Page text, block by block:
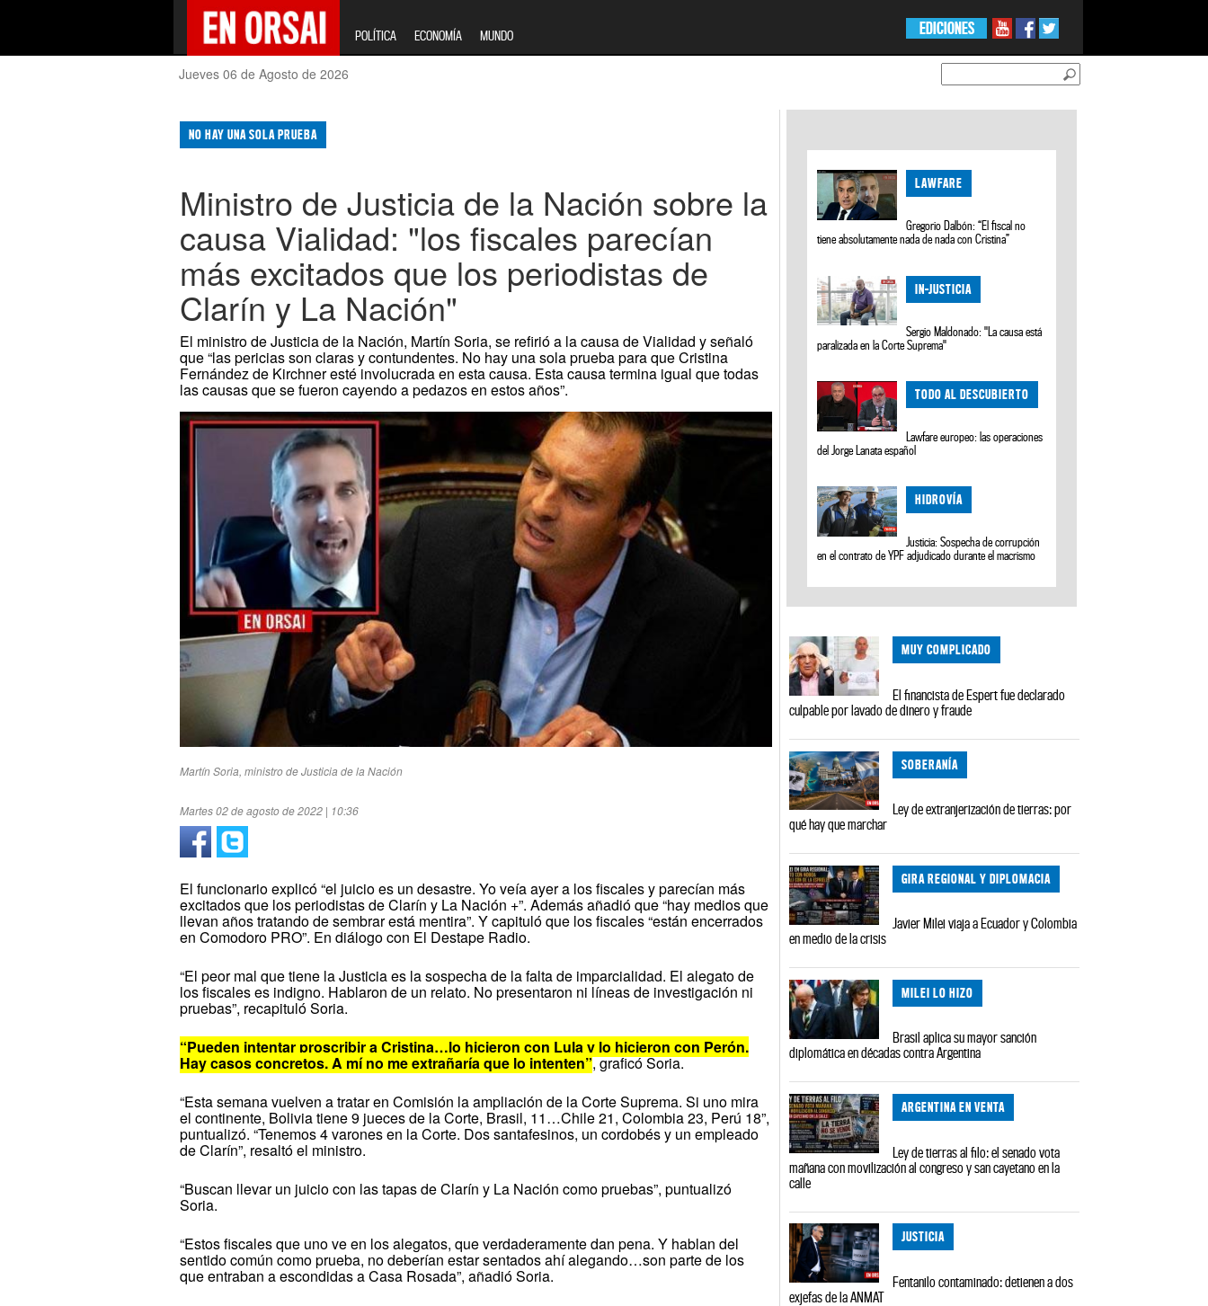
POLÍTICA ECONOMÍA MUNDO EDICIONES
Jueves 06 de Agosto de 2026
NO HAY UNA SOLA PRUEBA
Ministro de Justicia de la Nación sobre la
causa Vialidad: "los fiscales parecían
más excitados que los periodistas de
Clarín y La Nación"
El ministro de Justicia de la Nación, Martín Soria, se refirió a la causa de Vialidad y señaló
que “las pericias son claras y contundentes. No hay una sola prueba para que Cristina
Fernández de Kirchner esté involucrada en esta causa. Esta causa termina igual que todas
las causas que se fueron cayendo a pedazos en estos años”.
Martín Soria, ministro de Justicia de la Nación
Martes 02 de agosto de 2022 | 10:36
El funcionario explicó “el juicio es un desastre. Yo veía ayer a los fiscales y parecían más
excitados que los periodistas de Clarín y La Nación +”. Además añadió que “hay medios que
llevan años tratando de sembrar está mentira”. Y capituló que los fiscales “están encerrados
en Comodoro PRO”. En diálogo con El Destape Radio.
“El peor mal que tiene la Justicia es la sospecha de la falta de imparcialidad. El alegato de
los fiscales es indigno. Hablaron de un relato. No presentaron ni líneas de investigación ni
pruebas”, recapituló Soria.
“Pueden intentar proscribir a Cristina…lo hicieron con Lula y lo hicieron con Perón.
Hay casos concretos. A mí no me extrañaría que lo intenten”, graficó Soria.
“Esta semana vuelven a tratar en Comisión la ampliación de la Corte Suprema. Si uno mira
el continente, Bolivia tiene 9 jueces de la Corte, Brasil, 11…Chile 21, Colombia 23, Perú 18”,
puntualizó. “Tenemos 4 varones en la Corte. Dos santafesinos, un cordobés y un empleado
de Clarín”, resaltó el ministro.
“Buscan llevar un juicio con las tapas de Clarín y La Nación como pruebas”, puntualizó
Soria.
“Estos fiscales que uno ve en los alegatos, que verdaderamente dan pena. Y hablan del
sentido común como prueba, no deberían estar sentados ahí alegando…son parte de los
que entraban a escondidas a Casa Rosada”, añadió Soria.
LAWFARE
Gregorio Dalbón: “El fiscal no
tiene absolutamente nada de nada con Cristina”
IN-JUSTICIA
Sergio Maldonado: "La causa está
paralizada en la Corte Suprema"
TODO AL DESCUBIERTO
Lawfare europeo: las operaciones
del Jorge Lanata español
HIDROVÍA
Justicia: Sospecha de corrupción
en el contrato de YPF adjudicado durante el macrismo
MUY COMPLICADO
El financista de Espert fue declarado
culpable por lavado de dinero y fraude
SOBERANÍA
Ley de extranjerización de tierras: por
qué hay que marchar
GIRA REGIONAL Y DIPLOMACIA
Javier Milei viaja a Ecuador y Colombia
en medio de la crisis
MILEI LO HIZO
Brasil aplica su mayor sanción
diplomática en décadas contra Argentina
ARGENTINA EN VENTA
Ley de tierras al filo: el senado vota
mañana con movilización al congreso y san cayetano en la
calle
JUSTICIA
Fentanilo contaminado: detienen a dos
exjefas de la ANMAT